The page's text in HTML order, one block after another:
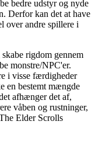
bedre udstyr og nyde
Derfor kan det at have
over andre spillere i
rigdom gennem
monstre/NPC'er.
i visse færdigheder
en bestemt mængde
afhænger det af,
våben og rustninger,
Elder Scrolls